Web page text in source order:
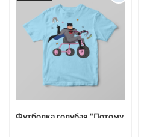
Футболка голубая "Потому